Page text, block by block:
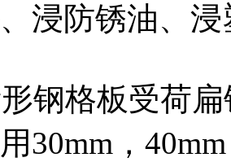
浸防锈油、浸
格板受荷扁
30mm，